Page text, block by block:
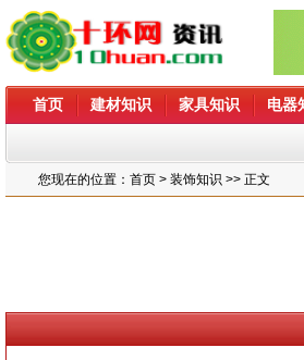
首页 建材知识 家具知识 电器
您现在的位置：首页 > 装饰知识 >> 正文